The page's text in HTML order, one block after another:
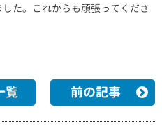
た。これからも頑張ってくださ
覧 前の記事